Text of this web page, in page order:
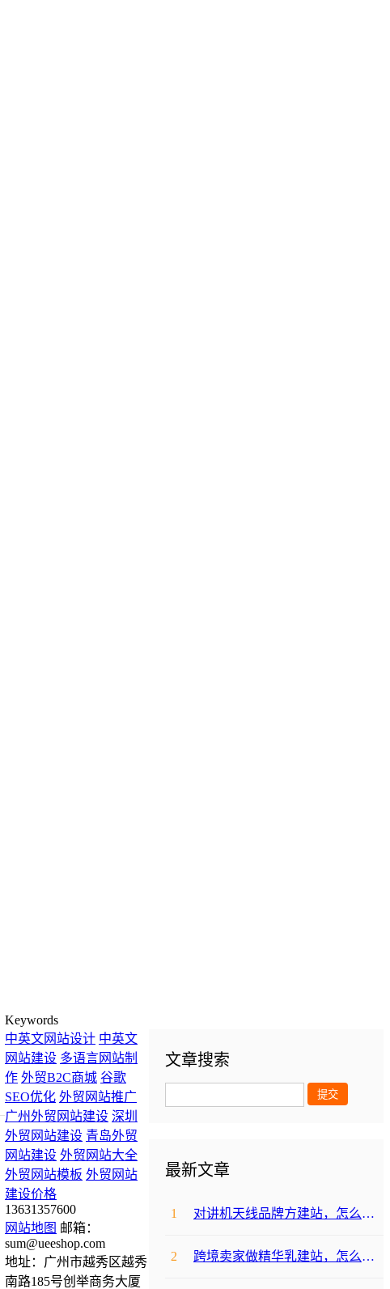
文章搜索
最新文章
1 对讲机天线品牌方建站，怎么降低成本啊？
2 跨境卖家做精华乳建站，怎么选合适提升转化？
Keywords
中英文网站设计 中英文
网站建设 多语言网站制
作 外贸B2C商城 谷歌
SEO优化 外贸网站推广
广州外贸网站建设 深圳
外贸网站建设 青岛外贸
网站建设 外贸网站大全
外贸网站模板 外贸网站
建设价格
13631357600
网站地图 邮箱：
sum@ueeshop.com
地址：广州市越秀区越秀
南路185号创举商务大厦